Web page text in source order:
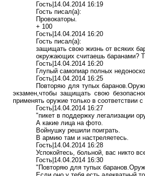
Гость|14.04.2014 16:19
Гость писал(a):
Провокаторы.
+ 100
Гость|14.04.2014 16:20
Гость писал(a):
защищать свою жизнь от всяких
окружающих считаешь баранами?
Гость|14.04.2014 16:20
Глупый самопиар полных
Гость|14.04.2014 16:25
Повторяю для тупых
экзамен,чтобы защищать свою
применять оружие только в
Гость|14.04.2014 16:27
"пикет в поддержку легализации
А какие лица на фото.
Войнушку решили поиграть.
В армию там и настреляетесь.
Гость|14.04.2014 16:28
Успокойтесь, больной, вас никто
Гость|14.04.2014 16:30
"Повторяю для тупых